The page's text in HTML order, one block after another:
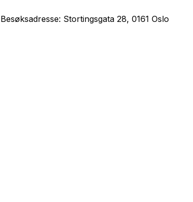
Stortingsgata 28, 0161 Oslo